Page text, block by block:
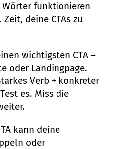
Wörter funktionieren
deine CTAs zu
wichtigsten CTA –
oder Landingpage.
Verb + konkreter
es. Miss die
kann deine
oder